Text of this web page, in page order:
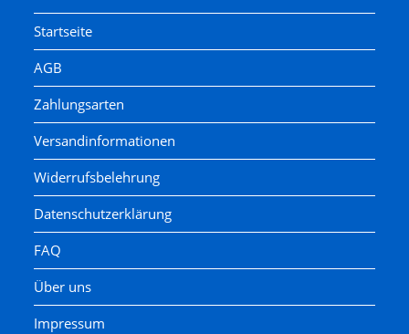
Startseite
AGB
Zahlungsarten
Versandinformationen
Widerrufsbelehrung
Datenschutzerklärung
FAQ
Über uns
Impressum